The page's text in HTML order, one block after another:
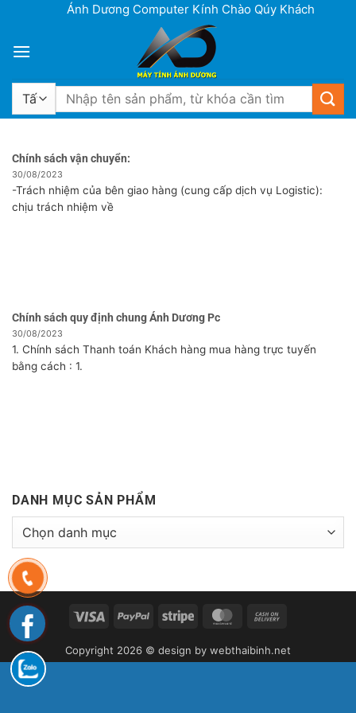
nội
Ánh Dương Computer Kính Chào Qúy Khách! ___
Tìm
kiếm:
Chính sách vận chuyển:
30/08/2023
-Trách nhiệm của bên giao hàng (cung cấp dịch vụ Logistic):
chịu trách nhiệm về
Chính sách quy định chung Ánh Dương Pc
30/08/2023
1. Chính sách Thanh toán Khách hàng mua hàng trực tuyến
bằng cách : 1.
DANH MỤC SẢN PHẨM
Visa PayPal Stripe MasterCard
Delivery
Copyright 2026 © design by webthaibinh.net